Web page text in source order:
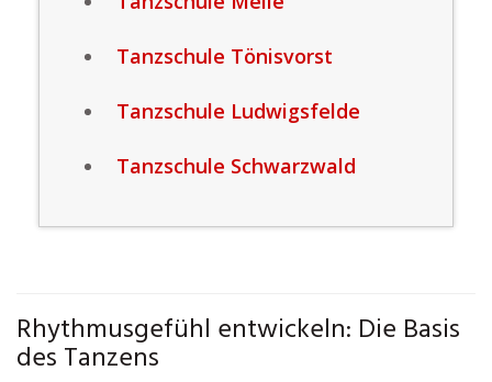
Tanzschule Tönisvorst
Tanzschule Ludwigsfelde
Tanzschule Schwarzwald
Rhythmusgefühl entwickeln: Die Basis
des Tanzens